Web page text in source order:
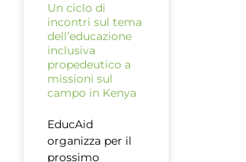
Un ciclo di
incontri sul tema
dell’educazione
inclusiva
propedeutico a
missioni sul
campo in Kenya
EducAid
organizza per il
prossimo